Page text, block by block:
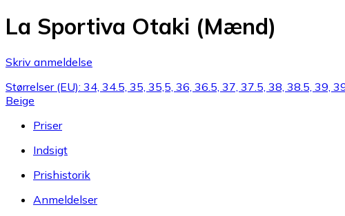
La Sportiva Otaki (Mænd)
Skriv anmeldelse
Størrelser (EU): 34, 34.5, 35, 35,5, 36, 36.5, 37, 37.5, 38, 38.5, 39,
Beige
Priser
Indsigt
Prishistorik
Anmeldelser